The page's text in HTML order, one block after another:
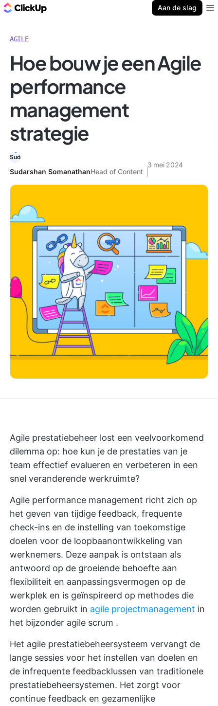
Aan de slag
AGILE
Hoe bouw je een Agile
performance
management
strategie
Sudarshan SomanathanHead of Content
3 mei 2024
Agile prestatiebeheer lost een veelvoorkomend
dilemma op: hoe kun je de prestaties van je
team effectief evalueren en verbeteren in een
snel veranderende werkruimte?
Agile performance management richt zich op
het geven van tijdige feedback, frequente
check-ins en de instelling van toekomstige
doelen voor de loopbaanontwikkeling van
werknemers. Deze aanpak is ontstaan als
antwoord op de groeiende behoefte aan
flexibiliteit en aanpassingsvermogen op de
werkplek en is geïnspireerd op methodes die
worden gebruikt in agile projectmanagement in
het bijzonder agile scrum .
Het agile prestatiebeheersysteem vervangt de
lange sessies voor het instellen van doelen en
de infrequente feedbacklussen van traditionele
prestatiebeheersystemen. Het zorgt voor
continue feedback en gezamenlijke